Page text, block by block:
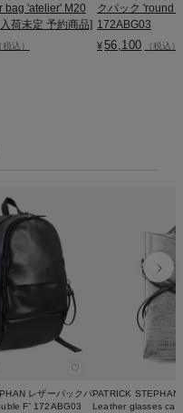
bag 'atelier' M20
荷未定 予約商品]
税込）
クパック 'round
172ABG03
¥56,100 （税込）
♡
レザーバックパ
F' 172ABG03
PATRICK STEPHAN
Leather glasses